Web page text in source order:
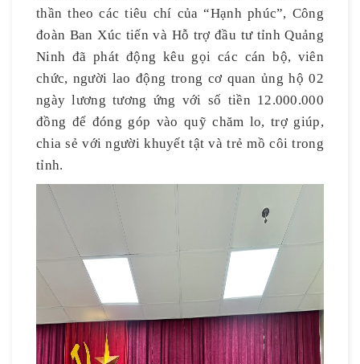
thần theo các tiêu chí của “Hạnh phúc”, Công
đoàn Ban Xúc tiến và Hỗ trợ đầu tư tỉnh Quảng
Ninh đã phát động kêu gọi các cán bộ, viên
chức, người lao động trong cơ quan ủng hộ 02
ngày lương tương ứng với số tiền 12.000.000
đồng để đóng góp vào quỹ chăm lo, trợ giúp,
chia sẻ với người khuyết tật và trẻ mồ côi trong
tỉnh.